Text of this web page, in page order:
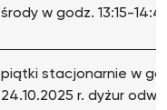
środy w godz. 13:15-
piątki stacjonarnie w
24.10.2025 r. dyżur